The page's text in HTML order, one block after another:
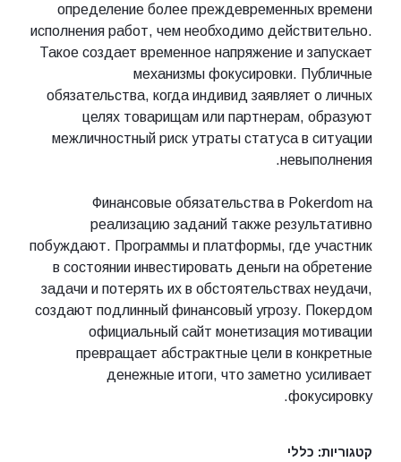
определение более преждевременных времени
исполнения работ, чем необходимо действительно.
Такое создает временное напряжение и запускает
механизмы фокусировки. Публичные
обязательства, когда индивид заявляет о личных
целях товарищам или партнерам, образуют
межличностный риск утраты статуса в ситуации
невыполнения.
Финансовые обязательства в Pokerdom на
реализацию заданий также результативно
побуждают. Программы и платформы, где участник
в состоянии инвестировать деньги на обретение
задачи и потерять их в обстоятельствах неудачи,
создают подлинный финансовый угрозу. Покердом
официальный сайт монетизация мотивации
превращает абстрактные цели в конкретные
денежные итоги, что заметно усиливает
фокусировку.
קטגוריות: כללי